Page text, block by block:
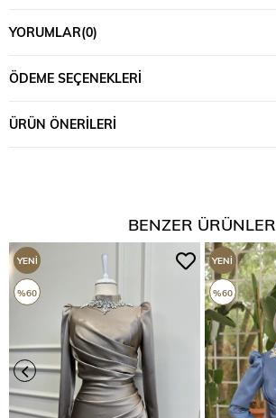
YORUMLAR(0)
ÖDEME SEÇENEKLERI
ÜRÜN ÖNERILERI
BENZER ÜRÜNLER
YENI
ÜRÜN
%60
YENI
ÜRÜN
%60